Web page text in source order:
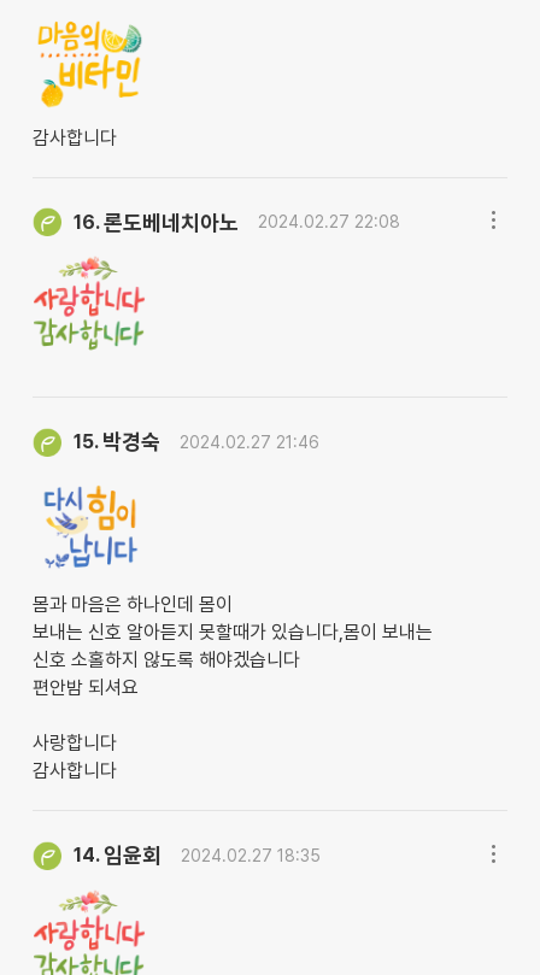
감사합니다
16.론도베네치아노 2024.02.27 22:08
15. 박경숙 2024.02.27 21:46
몸과 마음은 하나인데 몸이
보내는 신호 알아듣지 못할때가 있습니다,몸이 보내는
신호 소홀하지 않도록 해야겠습니다
편안밤 되셔요
사랑합니다
감사합니다
14. 임윤회 2024.02.27 18:35